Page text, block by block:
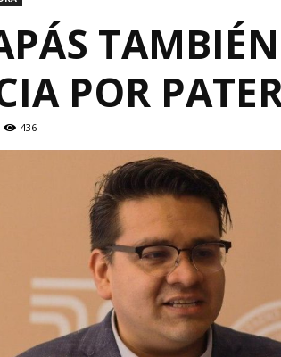
POR
436